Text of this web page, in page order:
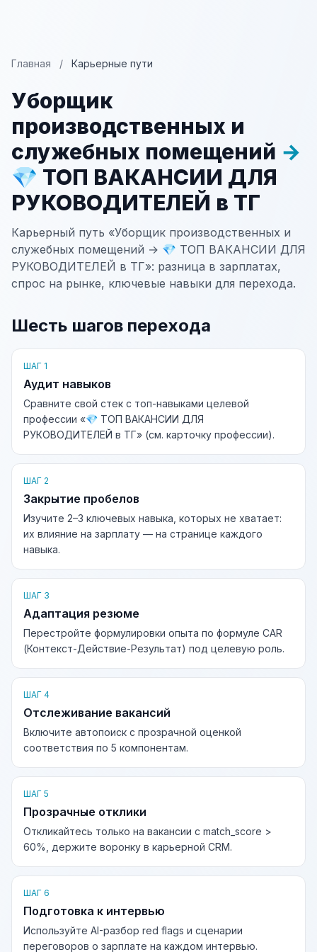
Главная / Карьерные пути
Уборщик
производственных и
служебных помещений →
💎 ТОП ВАКАНСИИ ДЛЯ
РУКОВОДИТЕЛЕЙ в ТГ
Карьерный путь «Уборщик производственных и
служебных помещений → 💎 ТОП ВАКАНСИИ ДЛЯ
РУКОВОДИТЕЛЕЙ в ТГ»: разница в зарплатах,
спрос на рынке, ключевые навыки для перехода.
Шесть шагов перехода
ШАГ 1
Аудит навыков
Сравните свой стек с топ-навыками целевой
профессии «💎 ТОП ВАКАНСИИ ДЛЯ
РУКОВОДИТЕЛЕЙ в ТГ» (см. карточку профессии).
ШАГ 2
Закрытие пробелов
Изучите 2–3 ключевых навыка, которых не хватает:
их влияние на зарплату — на странице каждого
навыка.
ШАГ 3
Адаптация резюме
Перестройте формулировки опыта по формуле CAR
(Контекст-Действие-Результат) под целевую роль.
ШАГ 4
Отслеживание вакансий
Включите автопоиск с прозрачной оценкой
соответствия по 5 компонентам.
ШАГ 5
Прозрачные отклики
Откликайтесь только на вакансии с match_score >
60%, держите воронку в карьерной CRM.
ШАГ 6
Подготовка к интервью
Используйте AI-разбор red flags и сценарии
переговоров о зарплате на каждом интервью.